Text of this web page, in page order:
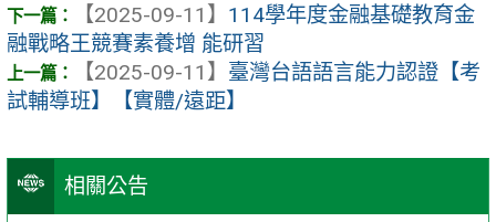
相關公告
【2025-09-11】 114學年度金融基礎教育金
融戰略王競賽素養增 能研習
【2025-09-11】 臺灣台語語言能力認證【考
試輔導班】【實體/遠距】